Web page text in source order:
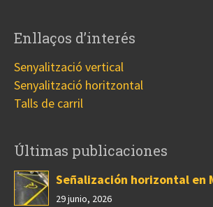
Enllaços d’interés
Senyalització vertical
Senyalització horitzontal
Talls de carril
Últimas publicaciones
Señalización horizontal en
29 junio, 2026